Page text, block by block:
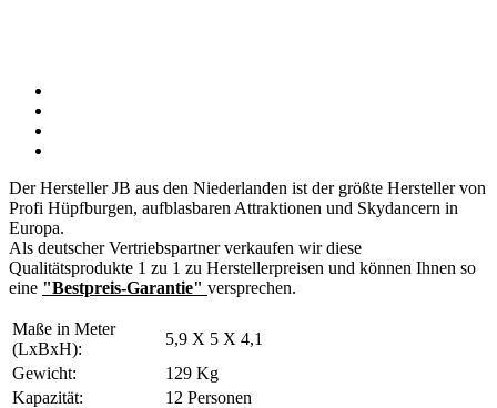
Der Hersteller JB aus den Niederlanden ist der größte Hersteller von
Profi Hüpfburgen, aufblasbaren Attraktionen und Skydancern in
Europa.
Als deutscher Vertriebspartner verkaufen wir diese
Qualitätsprodukte 1 zu 1 zu Herstellerpreisen und können Ihnen so
eine "Bestpreis-Garantie" versprechen.
Maße in Meter
(LxBxH):
5,9 X 5 X 4,1
Gewicht:
129 Kg
Kapazität:
12 Personen